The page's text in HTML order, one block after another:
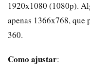
1920x1080 (1080p).
apenas 1366x768, que
360.
Como ajustar: